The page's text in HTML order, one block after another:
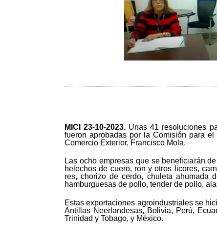
MICI 23-10-2023. Unas 41 resoluciones
fueron aprobadas por la Comisión para
Comercio Exterior, Francisco Mola.
Las ocho empresas que se beneficiarán
helechos de cuero, ron y otros licores,
res, chorizo de cerdo, chuleta ahumada
hamburguesas de pollo, tender de pollo,
Estas exportaciones agroindustriales se
Antillas Neerlandesas, Bolivia, Perú,
Trinidad y Tobago, y México.